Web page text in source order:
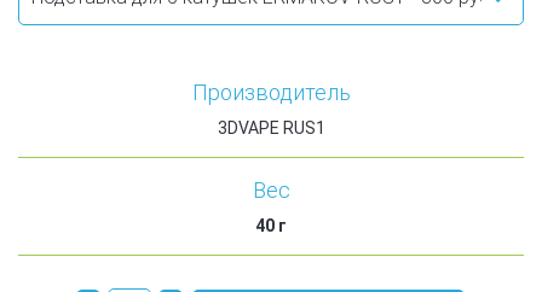
Производитель
3DVAPE RUS1
Вес
40 г